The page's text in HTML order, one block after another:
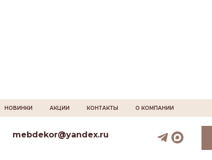
НОВИНКИ АКЦИИ КОНТАКТЫ О КОМПАНИИ
mebdekor@yandex.ru